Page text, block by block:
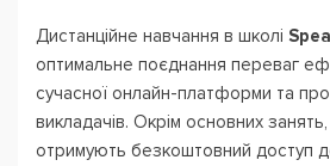
Дистанційне навчання в школі
оптимальне поєднання переваг
сучасної онлайн-платформи та
викладачів. Окрім основних
отримують безкоштовний доступ